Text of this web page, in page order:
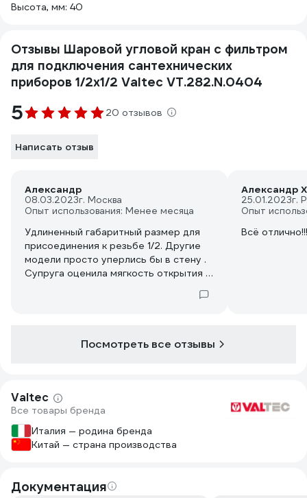
Высота, мм: 40
Отзывы Шаровой угловой кран с фильтром
для подключения сантехнических
приборов 1/2х1/2 Valtec VT.282.N.0404
5 20 отзывов
Написать отзыв
Александр
08.03.2023г. Москва
Опыт использования: Менее месяца
Удлиненный габаритный размер для
присоединения к резьбе 1/2. Другие
модели просто уперлись бы в стену .
Супруга оценила мягкость открытия и
Александр
25.01.2023г.
Опыт
Всё отлично!!!
Посмотреть все отзывы
Valtec
Все товары бренда
Италия — родина бренда
Китай — страна производства
Документация